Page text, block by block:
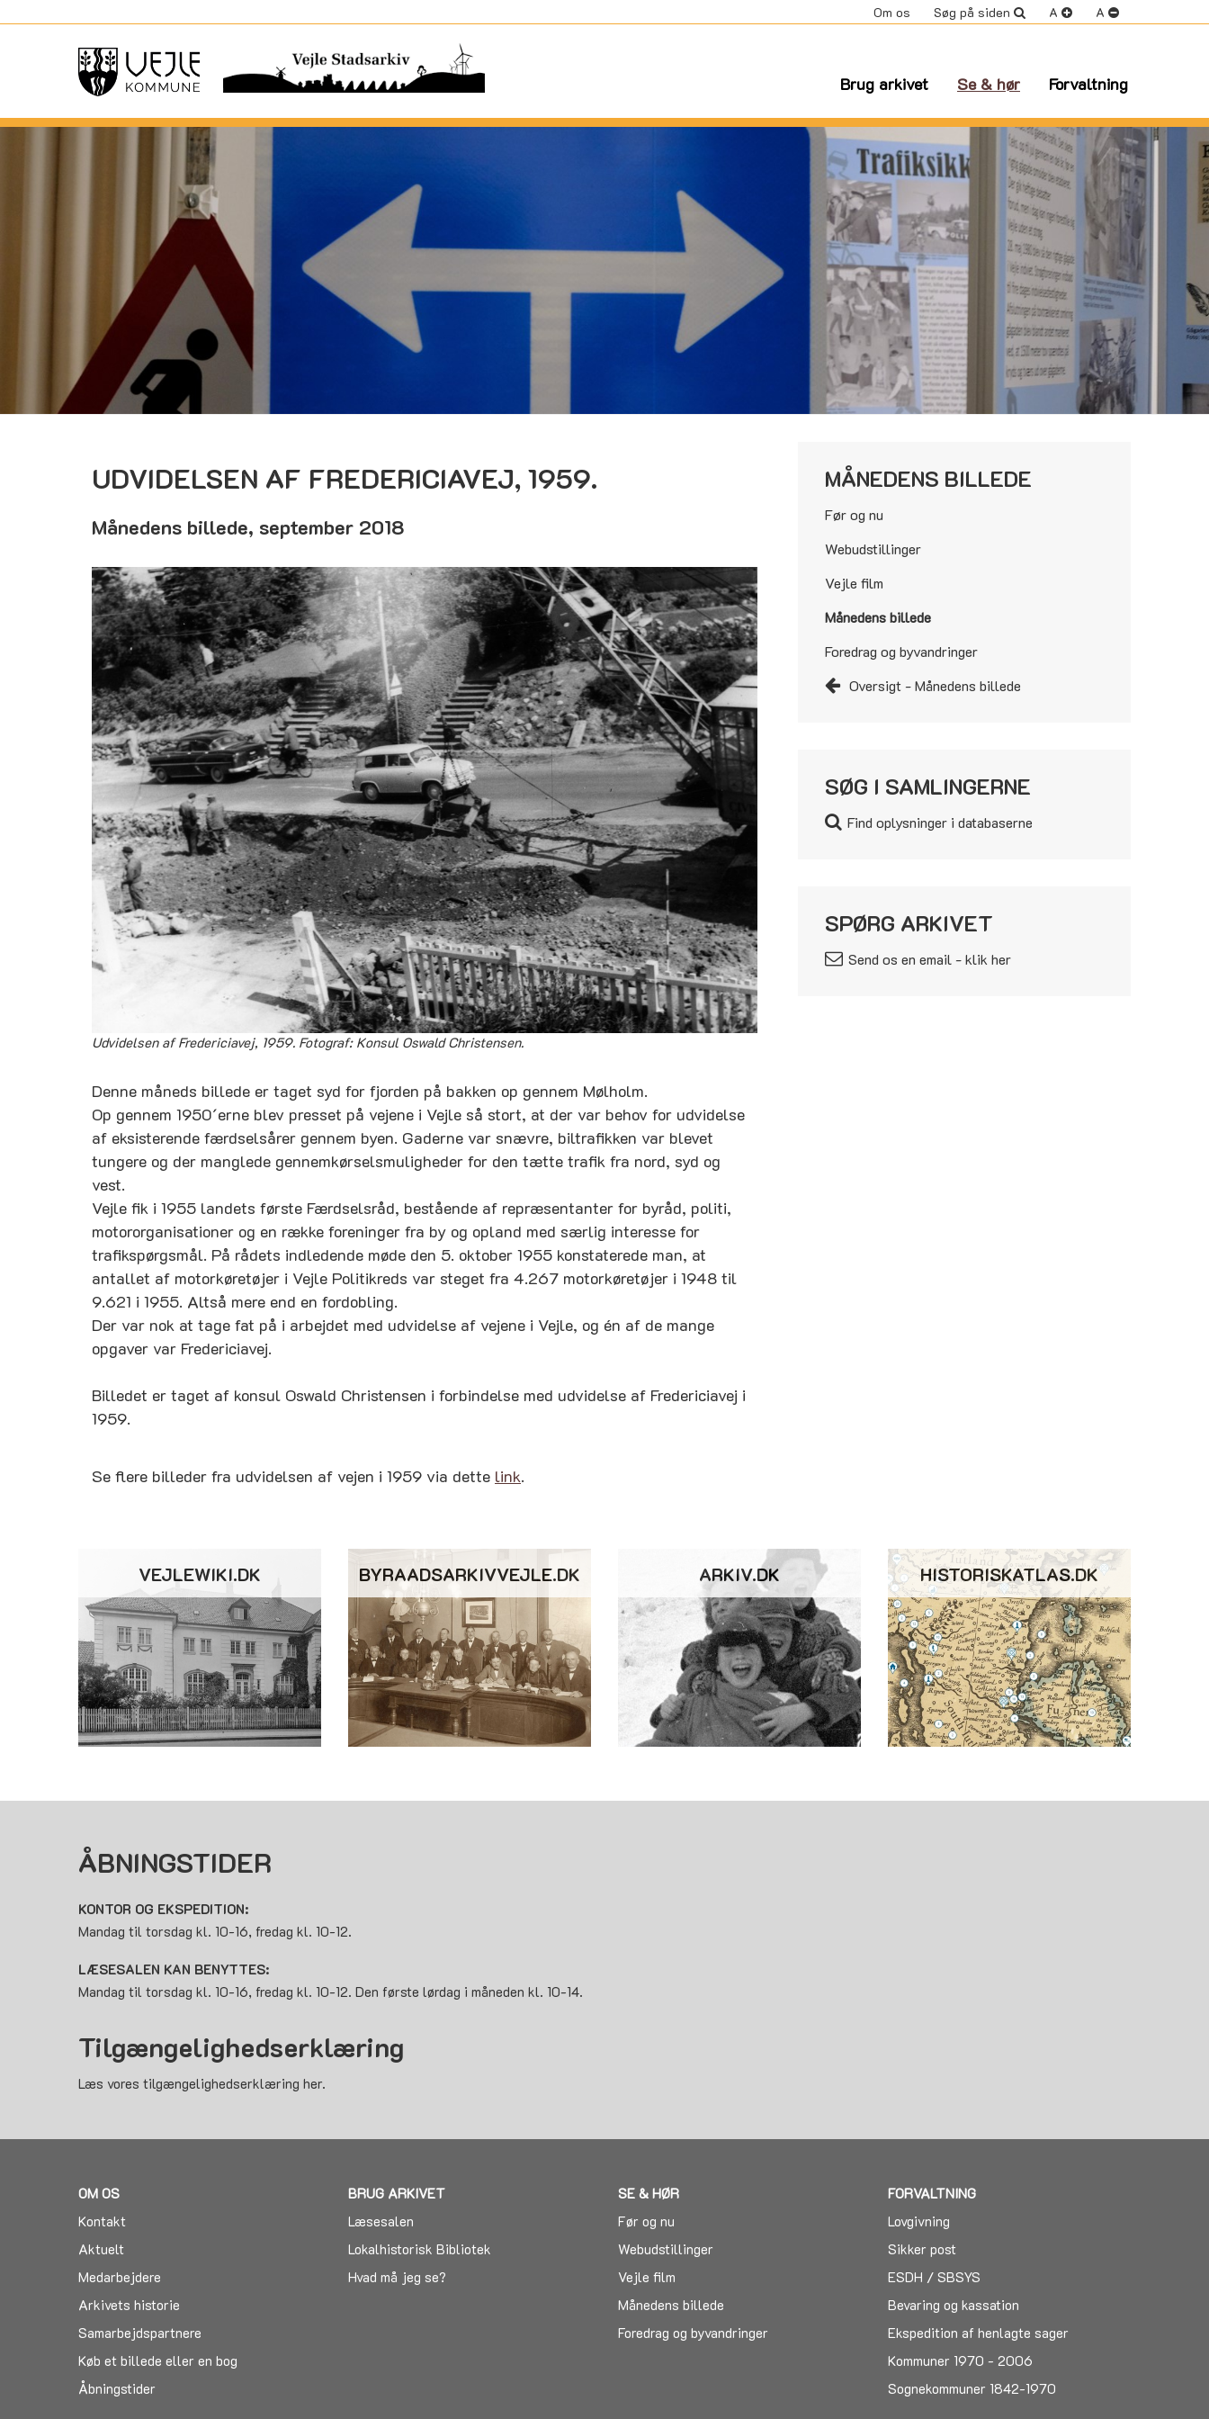
Om os Søg på siden A A
Brug arkivet Se & hør Forvaltning
UDVIDELSEN AF FREDERICIAVEJ, 1959.
Månedens billede, september 2018
Udvidelsen af Fredericiavej, 1959. Fotograf: Konsul Oswald Christensen.
Denne måneds billede er taget syd for fjorden på bakken op gennem Mølholm.
Op gennem 1950´erne blev presset på vejene i Vejle så stort, at der var behov for udvidelse
af eksisterende færdselsårer gennem byen. Gaderne var snævre, biltrafikken var blevet
tungere og der manglede gennemkørselsmuligheder for den tætte trafik fra nord, syd og
vest.
Vejle fik i 1955 landets første Færdselsråd, bestående af repræsentanter for byråd, politi,
motororganisationer og en række foreninger fra by og opland med særlig interesse for
trafikspørgsmål. På rådets indledende møde den 5. oktober 1955 konstaterede man, at
antallet af motorkøretøjer i Vejle Politikreds var steget fra 4.267 motorkøretøjer i 1948 til
9.621 i 1955. Altså mere end en fordobling.
Der var nok at tage fat på i arbejdet med udvidelse af vejene i Vejle, og én af de mange
opgaver var Fredericiavej.
Billedet er taget af konsul Oswald Christensen i forbindelse med udvidelse af Fredericiavej i
1959.
Se flere billeder fra udvidelsen af vejen i 1959 via dette link.
MÅNEDENS BILLEDE
Før og nu
Webudstillinger
Vejle film
Månedens billede
Foredrag og byvandringer
Oversigt - Månedens billede
SØG I SAMLINGERNE
Find oplysninger i databaserne
SPØRG ARKIVET
Send os en email - klik her
VEJLEWIKI.DK BYRAADSARKIVVEJLE.DK ARKIV.DK HISTORISKATLAS.DK
ÅBNINGSTIDER
KONTOR OG EKSPEDITION:
Mandag til torsdag kl. 10-16, fredag kl. 10-12.
LÆSESALEN KAN BENYTTES:
Mandag til torsdag kl. 10-16, fredag kl. 10-12. Den første lørdag i måneden kl. 10-14.
Tilgængelighedserklæring
Læs vores tilgængelighedserklæring her.
OM OS
Kontakt
Aktuelt
Medarbejdere
Arkivets historie
Samarbejdspartnere
Køb et billede eller en bog
Åbningstider
BRUG ARKIVET
Læsesalen
Lokalhistorisk Bibliotek
Hvad må jeg se?
SE & HØR
Før og nu
Webudstillinger
Vejle film
Månedens billede
Foredrag og byvandringer
FORVALTNING
Lovgivning
Sikker post
ESDH / SBSYS
Bevaring og kassation
Ekspedition af henlagte sager
Kommuner 1970 - 2006
Sognekommuner 1842-1970